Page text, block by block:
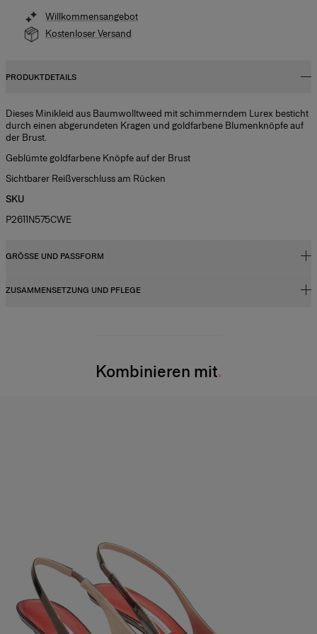
Willkommensangebot
Kostenloser Versand
PRODUKTDETAILS
Dieses Minikleid aus Baumwolltweed mit schimmerndem Lurex besticht
durch einen abgerundeten Kragen und goldfarbene Blumenknöpfe auf
der Brust.
Geblümte goldfarbene Knöpfe auf der Brust
Sichtbarer Reißverschluss am Rücken
SKU
P2611N575CWE
GRÖSSE UND PASSFORM
Reguläre Passform
ZUSAMMENSETZUNG UND PFLEGE
Nur chemische ReinigungKombinieren mit